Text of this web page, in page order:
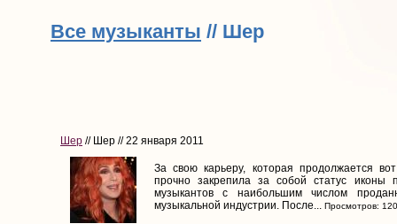
Все музыканты // Шер
Шер // Шер // 22 января 2011
За свою карьеру, которая продолжается
прочно закрепила за собой статус иконы
музыкантов с наибольшим числом
музыкальной индустрии. После... Просмотров: